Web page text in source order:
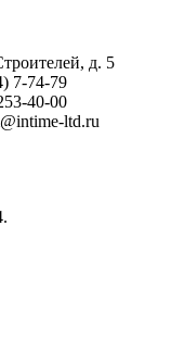
д. 5
7-74-79
40-00
ltd.ru